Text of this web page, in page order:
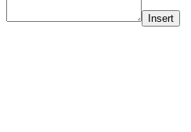
Insert